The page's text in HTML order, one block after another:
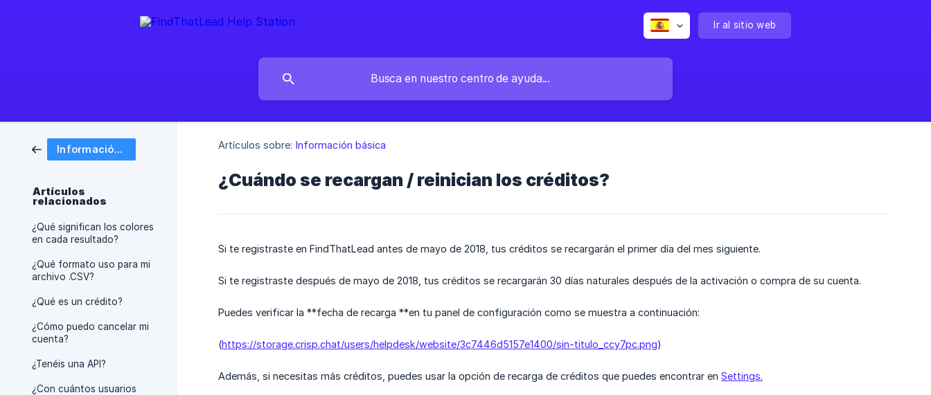
Ir al sitio web
Información básica
Artículos
relacionados
¿Qué significan los colores
en cada resultado?
¿Qué formato uso para mi
archivo .CSV?
¿Qué es un crédito?
¿Cómo puedo cancelar mi
cuenta?
¿Tenéis una API?
¿Con cuántos usuarios
Artículos sobre: Información básica
¿Cuándo se recargan / reinician los créditos?
Si te registraste en FindThatLead antes de mayo de 2018, tus créditos se recargarán el primer día del mes siguiente.
Si te registraste después de mayo de 2018, tus créditos se recargarán 30 días naturales después de la activación o compra de su cuenta.
Puedes verificar la **fecha de recarga **en tu panel de configuración como se muestra a continuación:
(https://storage.crisp.chat/users/helpdesk/website/3c7446d5157e1400/sin-titulo_ccy7pc.png)
Además, si necesitas más créditos, puedes usar la opción de recarga de créditos que puedes encontrar en Settings.